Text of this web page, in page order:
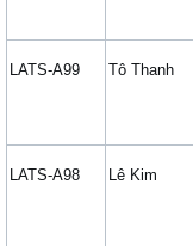
LATS-A99 Tô Thanh
LATS-A98 Lê Kim